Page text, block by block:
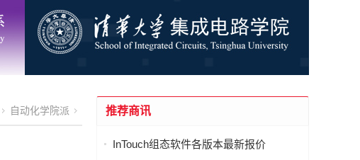
自动化学院派 推荐商讯
InTouch组态软件各版本最新报价